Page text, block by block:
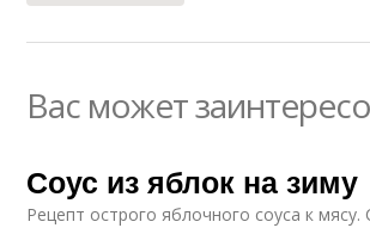
Вас может
Соус из яблок на зиму
Рецепт острого яблочного соуса к мясу.